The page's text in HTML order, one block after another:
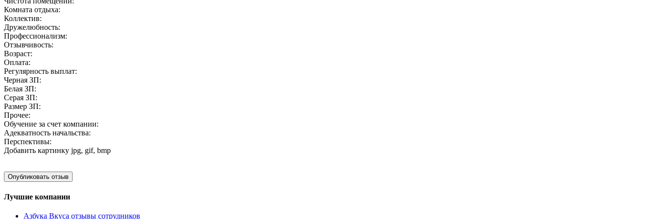
Комната отдыха:
Коллектив:
Дружелюбность:
Профессионализм:
Отзывчивость:
Возраст:
Оплата:
Регулярность выплат:
Черная ЗП:
Белая ЗП:
Серая ЗП:
Размер ЗП:
Прочее:
Обучение за счет компании:
Адекватность начальства:
Перспективы:
Добавить картинку jpg, gif, bmp
Лучшие компании
Азбука Вкуса отзывы сотрудников